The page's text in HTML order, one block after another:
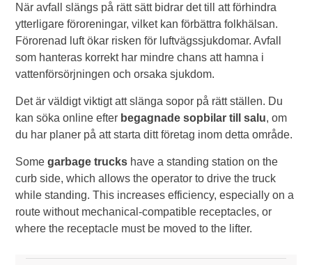
När avfall slängs på rätt sätt bidrar det till att förhindra
ytterligare föroreningar, vilket kan förbättra folkhälsan.
Förorenad luft ökar risken för luftvägssjukdomar. Avfall
som hanteras korrekt har mindre chans att hamna i
vattenförsörjningen och orsaka sjukdom.
Det är väldigt viktigt att slänga sopor på rätt ställen. Du
kan söka online efter begagnade sopbilar till salu, om
du har planer på att starta ditt företag inom detta område.
Some garbage truckshave a standing station on the
curb side, which allows the operator to drive the truck
while standing. This increases efficiency, especially on a
route without mechanical-compatible receptacles, or
where the receptacle must be moved to the lifter.